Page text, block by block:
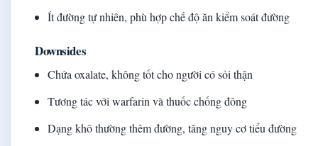
Ít đường tự nhiên, phù hợp chế độ ăn kiểm soát đường
Downsides
Chứa oxalate, không tốt cho người có sỏi thận
Tương tác với warfarin và thuốc chống đông
Dạng khô thường thêm đường, tăng nguy cơ tiểu đường